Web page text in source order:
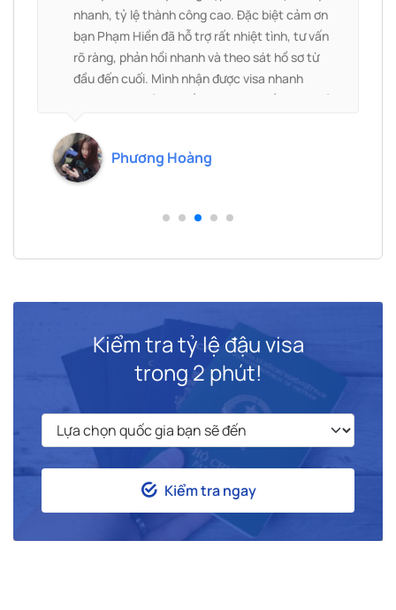
nhanh, tỷ lệ thành công cao. Đặc biệt cảm ơn
bạn Phạm Hiền đã hỗ trợ rất nhiệt tình, tư vấn
rõ ràng, phản hồi nhanh và theo sát hồ sơ từ
đầu đến cuối. Mình nhận được visa nhanh
chóng, mọi thủ tục đều thuận lợi. Rất đáng để
Phương Hoàng
Kiểm tra tỷ lệ đậu visa
trong 2 phút!
Kiểm tra ngay